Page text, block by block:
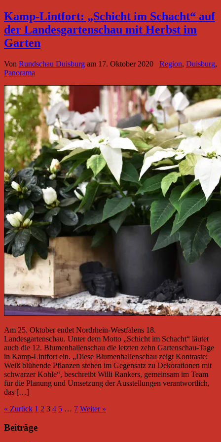
Kamp-Lintfort: „Schicht im Schacht“ auf
der Landesgartenschau mit Herbst im
Garten
Von Rundschau Duisburg am 17. Oktober 2020 Region, Duisburg,
Panorama
Am 25. Oktober endet Nordrhein-Westfalens 18.
Landesgartenschau. Unter dem Motto „Schicht im Schacht“ läutet
auch die 12. Blumenhallenschau die letzten zehn Gartenschau-Tage
in Kamp-Lintfort ein. „Diese Blumenhallenschau zeigt Kontraste:
Weiß blühende Pflanzen stehen im Gegensatz zu Dekorationen mit
schwarzer Kohle“, beschreibt Willi Rankers, gemeinsam im Team
für die Planung und Umsetzung der Ausstellungen verantwortlich,
das […]
« Zurück 1 2 3 4 5 … 7 Weiter »
Beiträge